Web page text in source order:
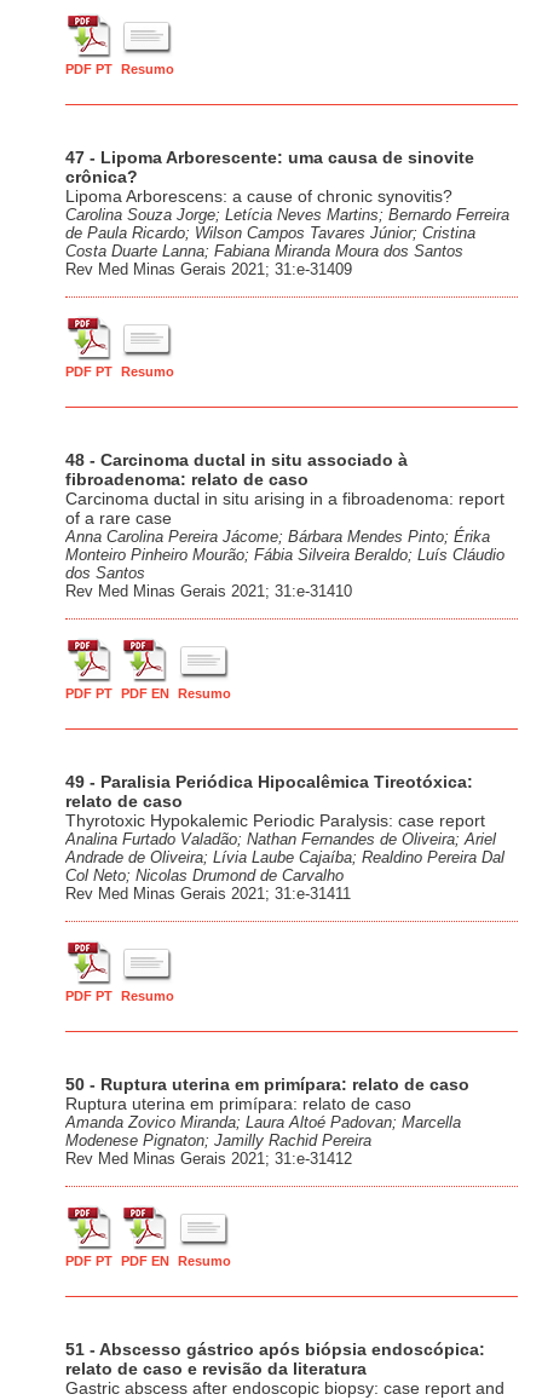
PDF PT Resumo
47 - Lipoma Arborescente: uma causa de sinovite
crônica?
Lipoma Arborescens: a cause of chronic synovitis?
Carolina Souza Jorge; Letícia Neves Martins; Bernardo Ferreira
de Paula Ricardo; Wilson Campos Tavares Júnior; Cristina
Costa Duarte Lanna; Fabiana Miranda Moura dos Santos
Rev Med Minas Gerais 2021; 31:e-31409
PDF PT Resumo
48 - Carcinoma ductal in situ associado à
fibroadenoma: relato de caso
Carcinoma ductal in situ arising in a fibroadenoma: report
of a rare case
Anna Carolina Pereira Jácome; Bárbara Mendes Pinto; Érika
Monteiro Pinheiro Mourão; Fábia Silveira Beraldo; Luís Cláudio
dos Santos
Rev Med Minas Gerais 2021; 31:e-31410
PDF PT PDF EN Resumo
49 - Paralisia Periódica Hipocalêmica Tireotóxica:
relato de caso
Thyrotoxic Hypokalemic Periodic Paralysis: case report
Analina Furtado Valadão; Nathan Fernandes de Oliveira; Ariel
Andrade de Oliveira; Lívia Laube Cajaíba; Realdino Pereira Dal
Col Neto; Nicolas Drumond de Carvalho
Rev Med Minas Gerais 2021; 31:e-31411
PDF PT Resumo
50 - Ruptura uterina em primípara: relato de caso
Ruptura uterina em primípara: relato de caso
Amanda Zovico Miranda; Laura Altoé Padovan; Marcella
Modenese Pignaton; Jamilly Rachid Pereira
Rev Med Minas Gerais 2021; 31:e-31412
PDF PT PDF EN Resumo
51 - Abscesso gástrico após biópsia endoscópica:
relato de caso e revisão da literatura
Gastric abscess after endoscopic biopsy: case report and